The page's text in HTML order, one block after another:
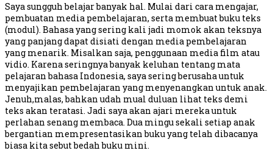
Saya sungguh belajar banyak hal. Mulai dari cara mengajar,
pembuatan media pembelajaran, serta membuat buku teks
(modul). Bahasa yang sering kali jadi momok akan teksnya
yang panjang dapat disiati dengan media pembelajaran
yang menarik. Misalkan saja, penggunaan media film atau
vidio. Karena seringnya banyak keluhan tentang mata
pelajaran bahasa Indonesia, saya sering berusaha untuk
menyajikan pembelajaran yang menyenangkan untuk anak.
Jenuh,malas, bahkan udah mual duluan lihat teks demi
teks akan teratasi. Jadi saya akan ajari mereka untuk
perlahan senang membaca. Dua mingu sekali setiap anak
bergantian mempresentasikan buku yang telah dibacanya
biasa kita sebut bedah buku mini.